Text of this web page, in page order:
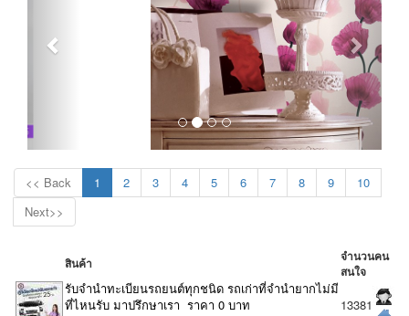
<< Back 1 2 3 4 5 6 7 8 9
10
Next>>
สินค้า
จำนวนคน
สนใจ
รับจำนำทะเบียนรถยนต์ทุกชนิด รถเก่าที่จำนำยากไม่มี
ที่ไหนรับ มาปรึกษาเรา ราคา 0 บาท
13381